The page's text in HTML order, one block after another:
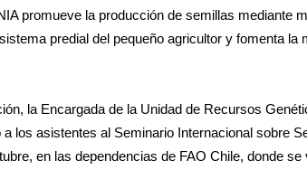
promueve la producción de semillas mediante
predial del pequeño agricultor y fomenta la
la Encargada de la Unidad de Recursos
a los asistentes al Seminario Internacional sobre
en las dependencias de FAO Chile, donde